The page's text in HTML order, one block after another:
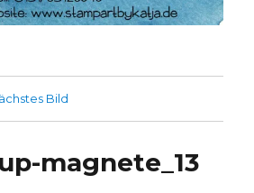
Bild
magnete_13